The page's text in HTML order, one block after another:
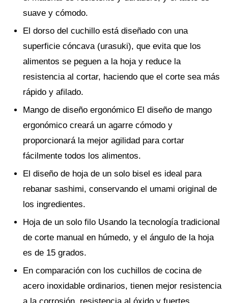
suave y cómodo.
El dorso del cuchillo está diseñado con una
superficie cóncava (urasuki), que evita que los
alimentos se peguen a la hoja y reduce la
resistencia al cortar, haciendo que el corte sea más
rápido y afilado.
Mango de diseño ergonómico El diseño de mango
ergonómico creará un agarre cómodo y
proporcionará la mejor agilidad para cortar
fácilmente todos los alimentos.
El diseño de hoja de un solo bisel es ideal para
rebanar sashimi, conservando el umami original de
los ingredientes.
Hoja de un solo filo Usando la tecnología tradicional
de corte manual en húmedo, y el ángulo de la hoja
es de 15 grados.
En comparación con los cuchillos de cocina de
acero inoxidable ordinarios, tienen mejor resistencia